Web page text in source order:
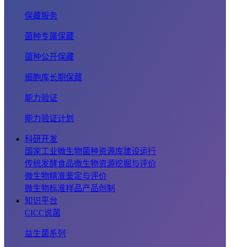
保藏服务
菌种专属保藏
菌种公开保藏
细胞库长期保藏
能力验证
能力验证计划
科研开发
国家工业微生物菌种资源库建设运行
传统发酵食品微生物资源挖掘与评价
微生物精准鉴定与评价
微生物标准样品产品创制
知识平台
CICC说菌
益生菌系列